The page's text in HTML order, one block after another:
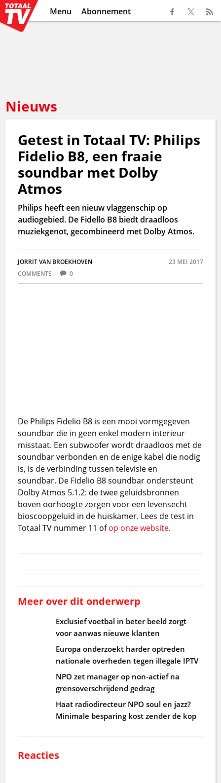
Menu Abonnement
Nieuws
Getest in Totaal TV: Philips
Fidelio B8, een fraaie
soundbar met Dolby
Atmos
Philips heeft een nieuw vlaggenschip op
audiogebied. De Fidello B8 biedt draadloos
muziekgenot, gecombineerd met Dolby Atmos.
JORRIT VAN BROEKHOVEN
23 MEI 2017
COMMENTS
0
De Philips Fidelio B8 is een mooi vormgegeven
soundbar die in geen enkel modern interieur
misstaat. Een subwoofer wordt draadloos met de
soundbar verbonden en de enige kabel die nodig
is, is de verbinding tussen televisie en
soundbar. De Fidelio B8 soundbar ondersteunt
Dolby Atmos 5.1.2: de twee geluidsbronnen
boven oorhoogte zorgen voor een levensecht
bioscoopgeluid in de huiskamer. Lees de test in
Totaal TV nummer 11 ofop onze website.
Meer over dit onderwerp
Exclusief voetbal in beter beeld zorgt
voor aanwas nieuwe klanten
Europa onderzoekt harder optreden
nationale overheden tegen illegale IPTV
NPO zet manager op non-actief na
grensoverschrijdend gedrag
Haat radiodirecteur NPO soul en jazz?
Minimale besparing kost zender de kop
Reacties